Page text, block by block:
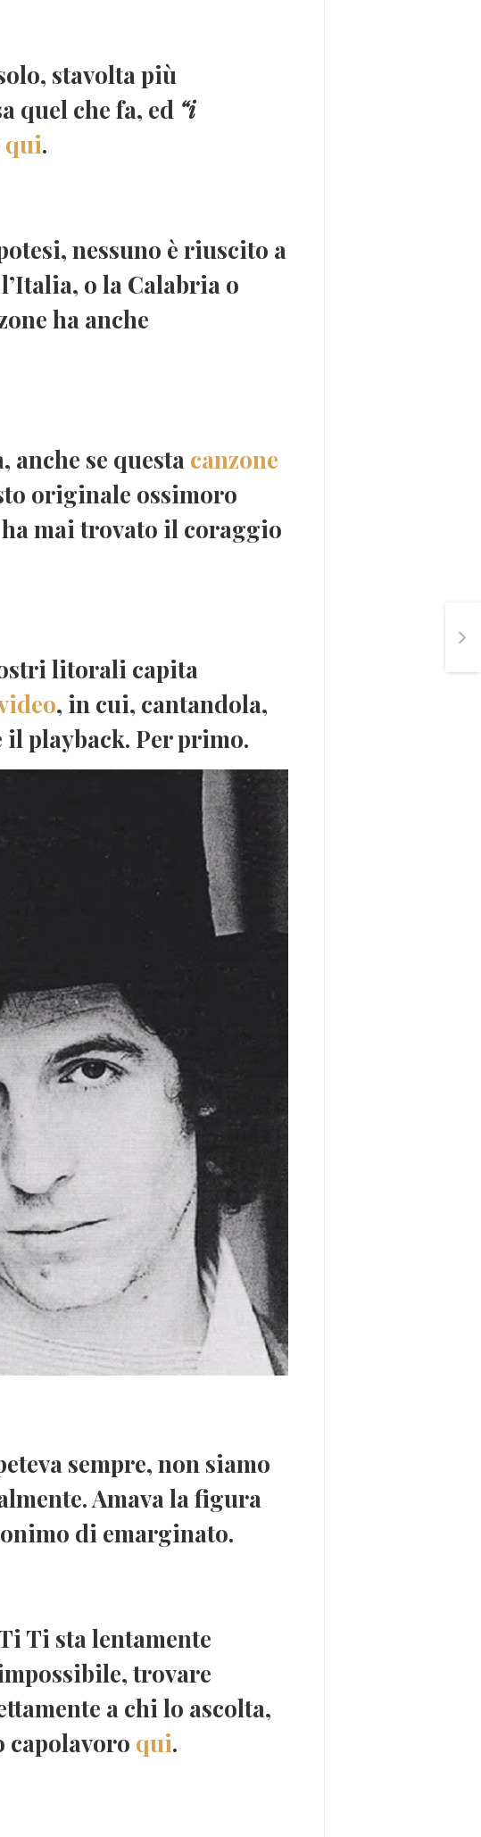
stavolta più
quel che fa, ed “i
qui.
nessuno è riuscito a
Italia, o la Calabria o
ha anche
anche se questa canzone
originale ossimoro
mai trovato il coraggio
litorali capita
, in cui, cantandola,
ilplayback. Per primo.
sempre, non siamo
Amava la figura
di emarginato.
Ti sta lentamente
, trovare
a chi lo ascolta,
capolavoro qui.